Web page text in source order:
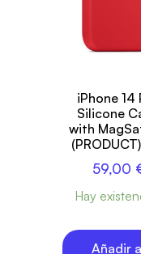
iPhone 14
Silicone
with
59,00
Hay
Añadir